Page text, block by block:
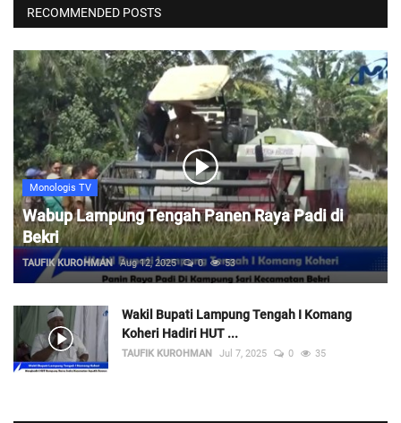
RECOMMENDED POSTS
Monologis TV
Wabup Lampung Tengah Panen Raya Padi di
Bekri
TAUFIK KUROHMAN Aug 12, 2025 0 53
Wakil Bupati Lampung Tengah I Komang
Koheri Hadiri HUT ...
TAUFIK KUROHMAN Jul 7, 2025 0 35